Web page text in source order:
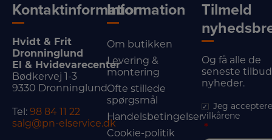
Kontaktinformation
Hvidt & Frit
Dronninglund
El & Hvidevarecenter
Bødkervej 1-3
9330 Dronninglund
Tel: 98 84 11 22
salg@pn-elservice.dk
Information
Om butikken
Levering &
montering
Ofte stillede
spørgsmål
Handelsbetingelser
Cookie-politik
Tilmeld
Og få alle de
seneste
nyheder.
Jeg
vilkårene
*